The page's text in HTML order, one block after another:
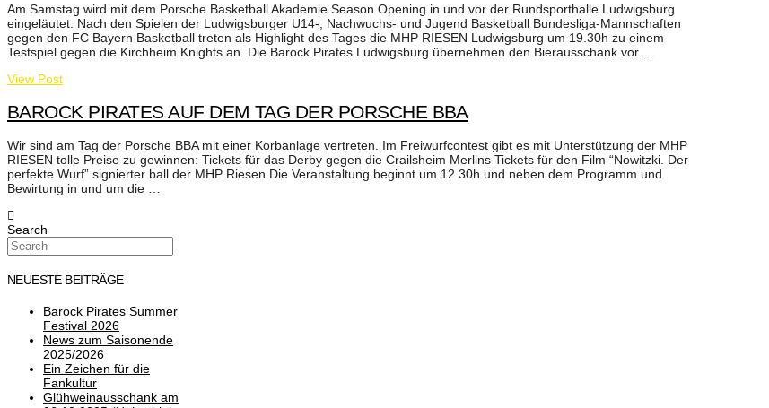
Am Samstag wird mit dem Porsche​ Basketball Akademie​ Season Opening in und vor der Rundsporthalle Ludwigsburg​
eingeläutet: Nach den Spielen der Ludwigsburger U14-, Nachwuchs- und Jugend Basketball Bundesliga​-Mannschaften
gegen den FC Bayern Basketball​ treten als Highlight des Tages die MHP RIESEN Ludwigsburg​ um 19.30h zu einem
Testspiel gegen die Kirchheim Knights​ an. Die Barock Pirates Ludwigsburg​ übernehmen den Bierausschank vor …
View Post
BAROCK PIRATES AUF DEM TAG DER PORSCHE BBA
Wir sind am Tag der Porsche BBA mit einer Korbanlage vertreten. Im Freiwurfcontest gibt es mit Unterstützung der MHP
RIESEN tolle Preise zu gewinnen: Tickets für das Derby gegen die Crailsheim Merlins Tickets für den Film “Nowitzki. Der
perfekte Wurf” signierter ball der MHP Riesen Die Veranstaltung beginnt um 12.30h und neben dem Programm und
Bewirtung in und um die …
Search
NEUESTE BEITRÄGE
Barock Pirates Summer
Festival 2026
News zum Saisonende
2025/2026
Ein Zeichen für die
Fankultur
Glühweinausschank am